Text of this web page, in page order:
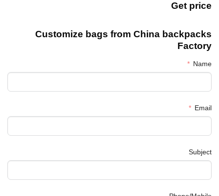
Get price
Customize bags from China backpacks
Factory
Name
Email
Subject